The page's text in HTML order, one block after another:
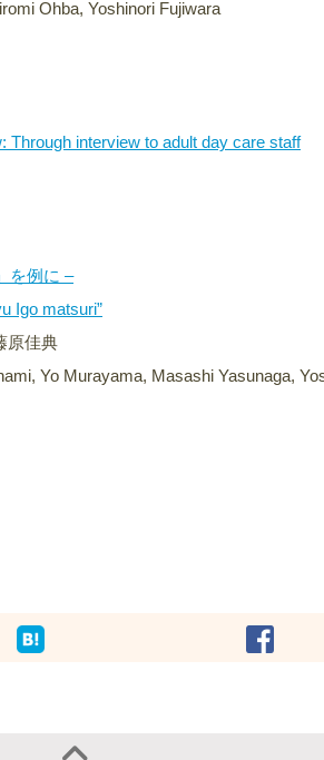
Ohba, Yoshinori Fujiwara
Through interview to adult day care staff
を例に –
Igo matsuri”
原佳典
Yo Murayama, Masashi Yasunaga,